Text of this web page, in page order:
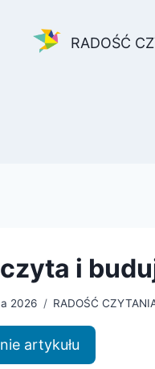
RADOŚĆ
i
2026 RADOŚĆ
artykułu